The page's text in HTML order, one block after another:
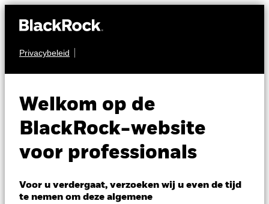
Privacybeleid
Welkom op de
BlackRock-website
voor professionals
Voor u verdergaat, verzoeken wij u even de tijd
te nemen om deze algemene
OBLIGATIES
Fund